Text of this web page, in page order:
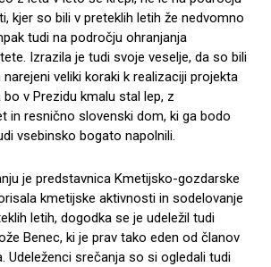
kjer so bili v preteklih letih že nedvomno
tudi na področju ohranjanja
Izrazila je tudi svoje veselje, da so bili
veliki koraki k realizaciji projekta
bo v Prezidu kmalu stal lep, z
in resnično slovenski dom, ki ga bodo
vsebinsko bogato napolnili.
je predstavnica Kmetijsko-gozdarske
kmetijske aktivnosti in sodelovanje
letih, dogodka se je udeležil tudi
Benec, ki je prav tako eden od članov
Udeleženci srečanja so si ogledali tudi